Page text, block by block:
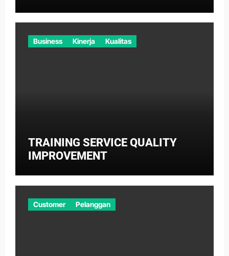
Business Kinerja Kualitas
TRAINING SERVICE QUALITY
IMPROVEMENT
Customer Pelanggan